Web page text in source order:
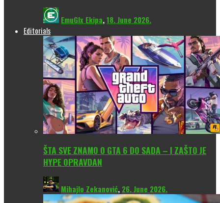
EmuGlx Ekipa,18. June 2026.
Editorials
ŠTA SVE ZNAMO O GTA 6 DO SADA – I ZAŠTO JE
HYPE OPRAVDAN
Mihajlo Zekanović, 26. June 2026.